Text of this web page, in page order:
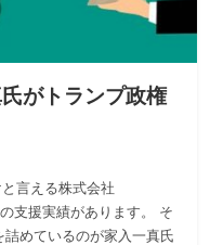
がトランプ政権
言える株式会社
支援実績があります。 そ
めているのが家入一真氏